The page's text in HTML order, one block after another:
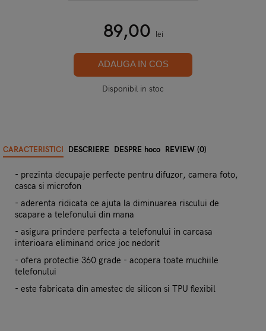
89,00 lei
ADAUGA IN COS
Disponibil in stoc
CARACTERISTICI DESCRIERE DESPRE hoco REVIEW (0)
- prezinta decupaje perfecte pentru difuzor, camera foto,
casca si microfon
- aderenta ridicata ce ajuta la diminuarea riscului de
scapare a telefonului din mana
- asigura prindere perfecta a telefonului in carcasa
interioara eliminand orice joc nedorit
- ofera protectie 360 grade - acopera toate muchiile
telefonului
- este fabricata din amestec de silicon si TPU flexibil